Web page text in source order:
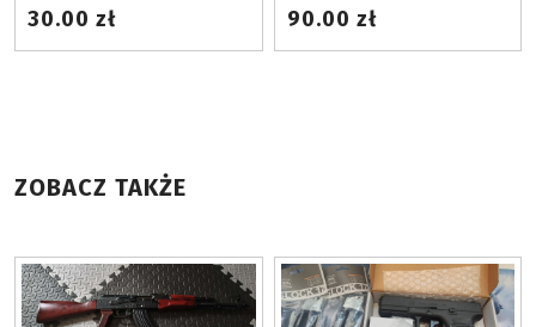
30.00 zł 90.00 zł
ZOBACZ TAKŻE